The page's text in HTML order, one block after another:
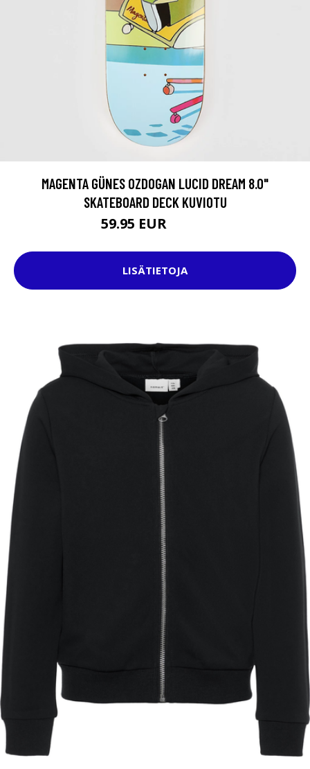
MAGENTA GÜNES OZDOGAN LUCID DREAM 8.0"
SKATEBOARD DECK KUVIOTU
59.95 EUR
LISÄTIETOJA